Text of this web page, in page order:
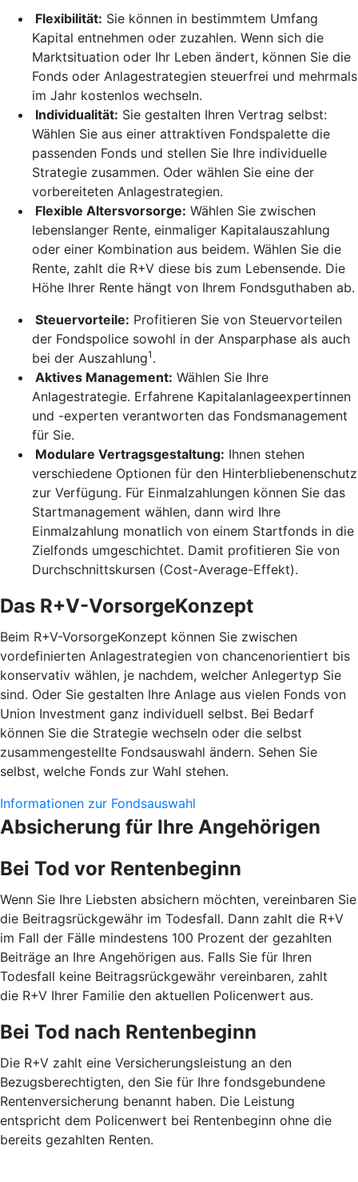
Flexibilität: Sie können in bestimmtem Umfang
Kapital entnehmen oder zuzahlen. Wenn sich die
Marktsituation oder Ihr Leben ändert, können Sie die
Fonds oder Anlagestrategien steuerfrei und mehrmals
im Jahr kostenlos wechseln.
Individualität: Sie gestalten Ihren Vertrag selbst:
Wählen Sie aus einer attraktiven Fondspalette die
passenden Fonds und stellen Sie Ihre individuelle
Strategie zusammen. Oder wählen Sie eine der
vorbereiteten Anlagestrategien.
Flexible Altersvorsorge: Wählen Sie zwischen
lebenslanger Rente, einmaliger Kapitalauszahlung
oder einer Kombination aus beidem. Wählen Sie die
Rente, zahlt die R+V diese bis zum Lebensende. Die
Höhe Ihrer Rente hängt von Ihrem Fondsguthaben ab.
Steuervorteile: Profitieren Sie von Steuervorteilen
der Fondspolice sowohl in der Ansparphase als auch
bei der Auszahlung1 .
Aktives Management: Wählen Sie Ihre
Anlagestrategie. Erfahrene Kapitalanlageexpertinnen
und -experten verantworten das Fondsmanagement
für Sie.
Modulare Vertragsgestaltung: Ihnen stehen
verschiedene Optionen für den Hinterbliebenenschutz
zur Verfügung. Für Einmalzahlungen können Sie das
Startmanagement wählen, dann wird Ihre
Einmalzahlung monatlich von einem Startfonds in die
Zielfonds umgeschichtet. Damit profitieren Sie von
Durchschnittskursen (Cost-Average-Effekt).
Das R+V-VorsorgeKonzept
Beim R+V-VorsorgeKonzept können Sie zwischen
vordefinierten Anlagestrategien von chancenorientiert bis
konservativ wählen, je nachdem, welcher Anlegertyp Sie
sind. Oder Sie gestalten Ihre Anlage aus vielen Fonds von
Union Investment ganz individuell selbst. Bei Bedarf
können Sie die Strategie wechseln oder die selbst
zusammengestellte Fondsauswahl ändern. Sehen Sie
selbst, welche Fonds zur Wahl stehen.
Informationen zur Fondsauswahl
Absicherung für Ihre Angehörigen
Bei Tod vor Rentenbeginn
Wenn Sie Ihre Liebsten absichern möchten, vereinbaren Sie
die Beitragsrückgewähr im Todesfall. Dann zahlt die R+V
im Fall der Fälle mindestens 100 Prozent der gezahlten
Beiträge an Ihre Angehörigen aus. Falls Sie für Ihren
Todesfall keine Beitragsrückgewähr vereinbaren, zahlt
die R+V Ihrer Familie den aktuellen Policenwert aus.
Bei Tod nach Rentenbeginn
Die R+V zahlt eine Versicherungsleistung an den
Bezugsberechtigten, den Sie für Ihre fondsgebundene
Rentenversicherung benannt haben. Die Leistung
entspricht dem Policenwert bei Rentenbeginn ohne die
bereits gezahlten Renten.